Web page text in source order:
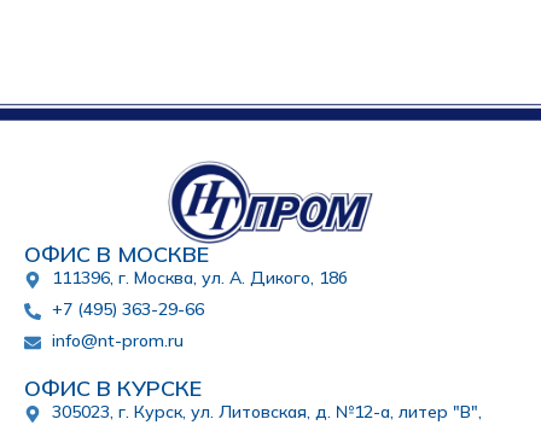
ОФИС В МОСКВЕ
111396, г. Москва, ул. А. Дикого, 18б
+7 (495) 363-29-66
info@nt-prom.ru
ОФИС В КУРСКЕ
305023, г. Курск, ул. Литовская, д. №12-а, литер "В",